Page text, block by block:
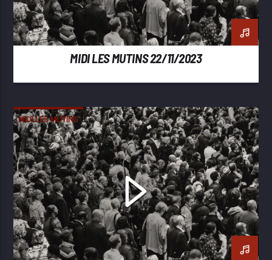
MIDI LES MUTINS 22/11/2023
MIDI LES MUTINS